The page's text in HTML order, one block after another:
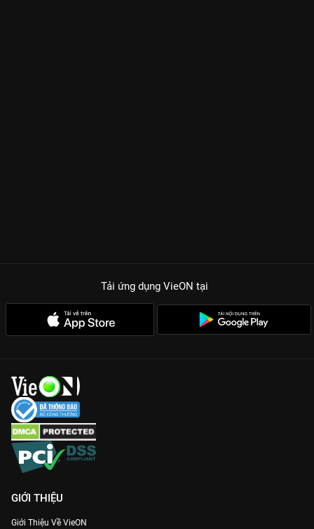
Tải ứng dụng VieON tại
GIỚI THIỆU
Giới Thiệu Về VieON